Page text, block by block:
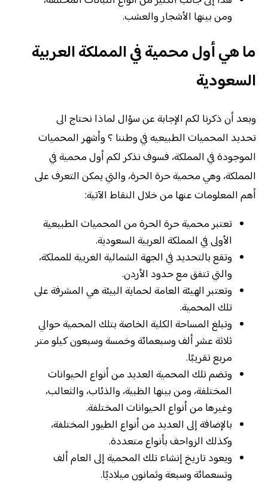
ومن بينها الأشجار والعشب.
ما هي أول محمية في المملكة العربية
السعودية
وبعد أن ذكرنا لكم الإجابة عن سؤال لماذا نحتاج الى
تحديد المحميات الطبيعيه في وطننا ؟ وأشهر المحميات
الموجودة في المملكة، فسوف نذكر لكم أول محمية في
المملكة، وهي محمية حرة الحرة، والتي يمكن التعرف على
أهم المعلومات عنها من خلال النقاط الآتية:
تعتبر محمية حرة الحرة من المحميات الطبيعية
الأولى في المملكة العربية السعودية.
وتقع بالتحديد في الجهة الشمالية الغربية للمملكة،
والتي تتفق مع حدود الأردن.
وتعتبر الهيئة العامة لحماية البيئة هي المشرفة على
تلك المحمية.
وتبلغ المساحة الكلية الخاصة بتلك المحمية حوالي
ثلاثة عشر ألف وسبعمائة وخمسة وسبعون كيلو متر
مربع تقريبًا.
وتضم تلك المحمية العديد من أنواع الحيوانات
المختلفة، ومن بينها الظبية، والذئاب، والثعالب،
وغيرها من أنواع الحيوانات المختلفة.
بالإضافة إلى العديد من أنواع الطيور المختلفة،
وكذلك الزواحف بأنواع متعددة.
ويعود تاريخ إنشاء تلك المحمية إلى العام ألف
وتسعمائة وسبعة وثمانون ميلاديًا.